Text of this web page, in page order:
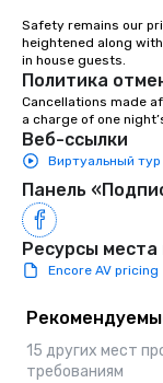
Safety remains our
heightened along
in house guests.
Политика
Cancellations made
a charge of one
Веб-ссылки
Виртуальный тур
Панель
Ресурсы
Encore AV pricing
15 других мест
требованиям